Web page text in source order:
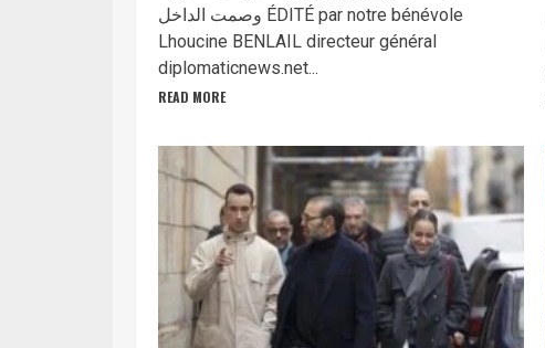
وصمت الداخل ÉDITÉ par notre bénévole
Lhoucine BENLAIL directeur général
diplomaticnews.net...
READ MORE